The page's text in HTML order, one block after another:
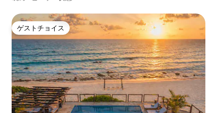
ゲストチョイス
ゲストチョイス